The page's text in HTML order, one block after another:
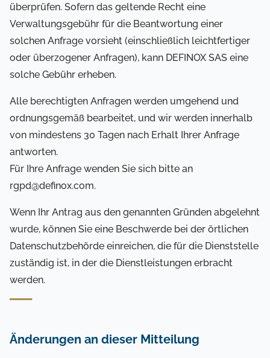
überprüfen. Sofern das geltende Recht eine
Verwaltungsgebühr für die Beantwortung einer
solchen Anfrage vorsieht (einschließlich leichtfertiger
oder überzogener Anfragen), kann DEFINOX SAS eine
solche Gebühr erheben.
Alle berechtigten Anfragen werden umgehend und
ordnungsgemäß bearbeitet, und wir werden innerhalb
von mindestens 30 Tagen nach Erhalt Ihrer Anfrage
antworten.
Für Ihre Anfrage wenden Sie sich bitte an
rgpd@definox.com.
Wenn Ihr Antrag aus den genannten Gründen abgelehnt
wurde, können Sie eine Beschwerde bei der örtlichen
Datenschutzbehörde einreichen, die für die Dienststelle
zuständig ist, in der die Dienstleistungen erbracht
werden.
Änderungen an dieser Mitteilung